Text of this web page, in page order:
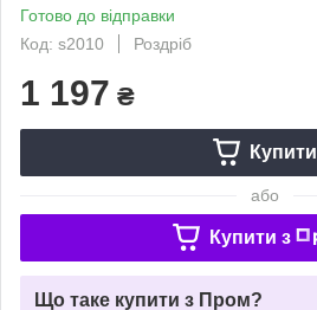
Готово до відправки
Код: s2010
Роздріб
1 197 ₴
Купити
або
Купити з
Що таке купити з Пром?